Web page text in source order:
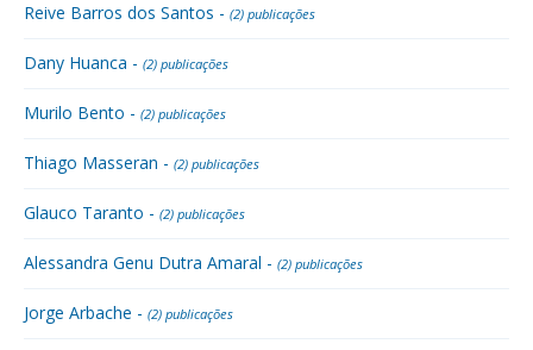
Reive Barros dos Santos - (2) publicações
Dany Huanca - (2) publicações
Murilo Bento - (2) publicações
Thiago Masseran - (2) publicações
Glauco Taranto - (2) publicações
Alessandra Genu Dutra Amaral - (2) publicações
Jorge Arbache - (2) publicações